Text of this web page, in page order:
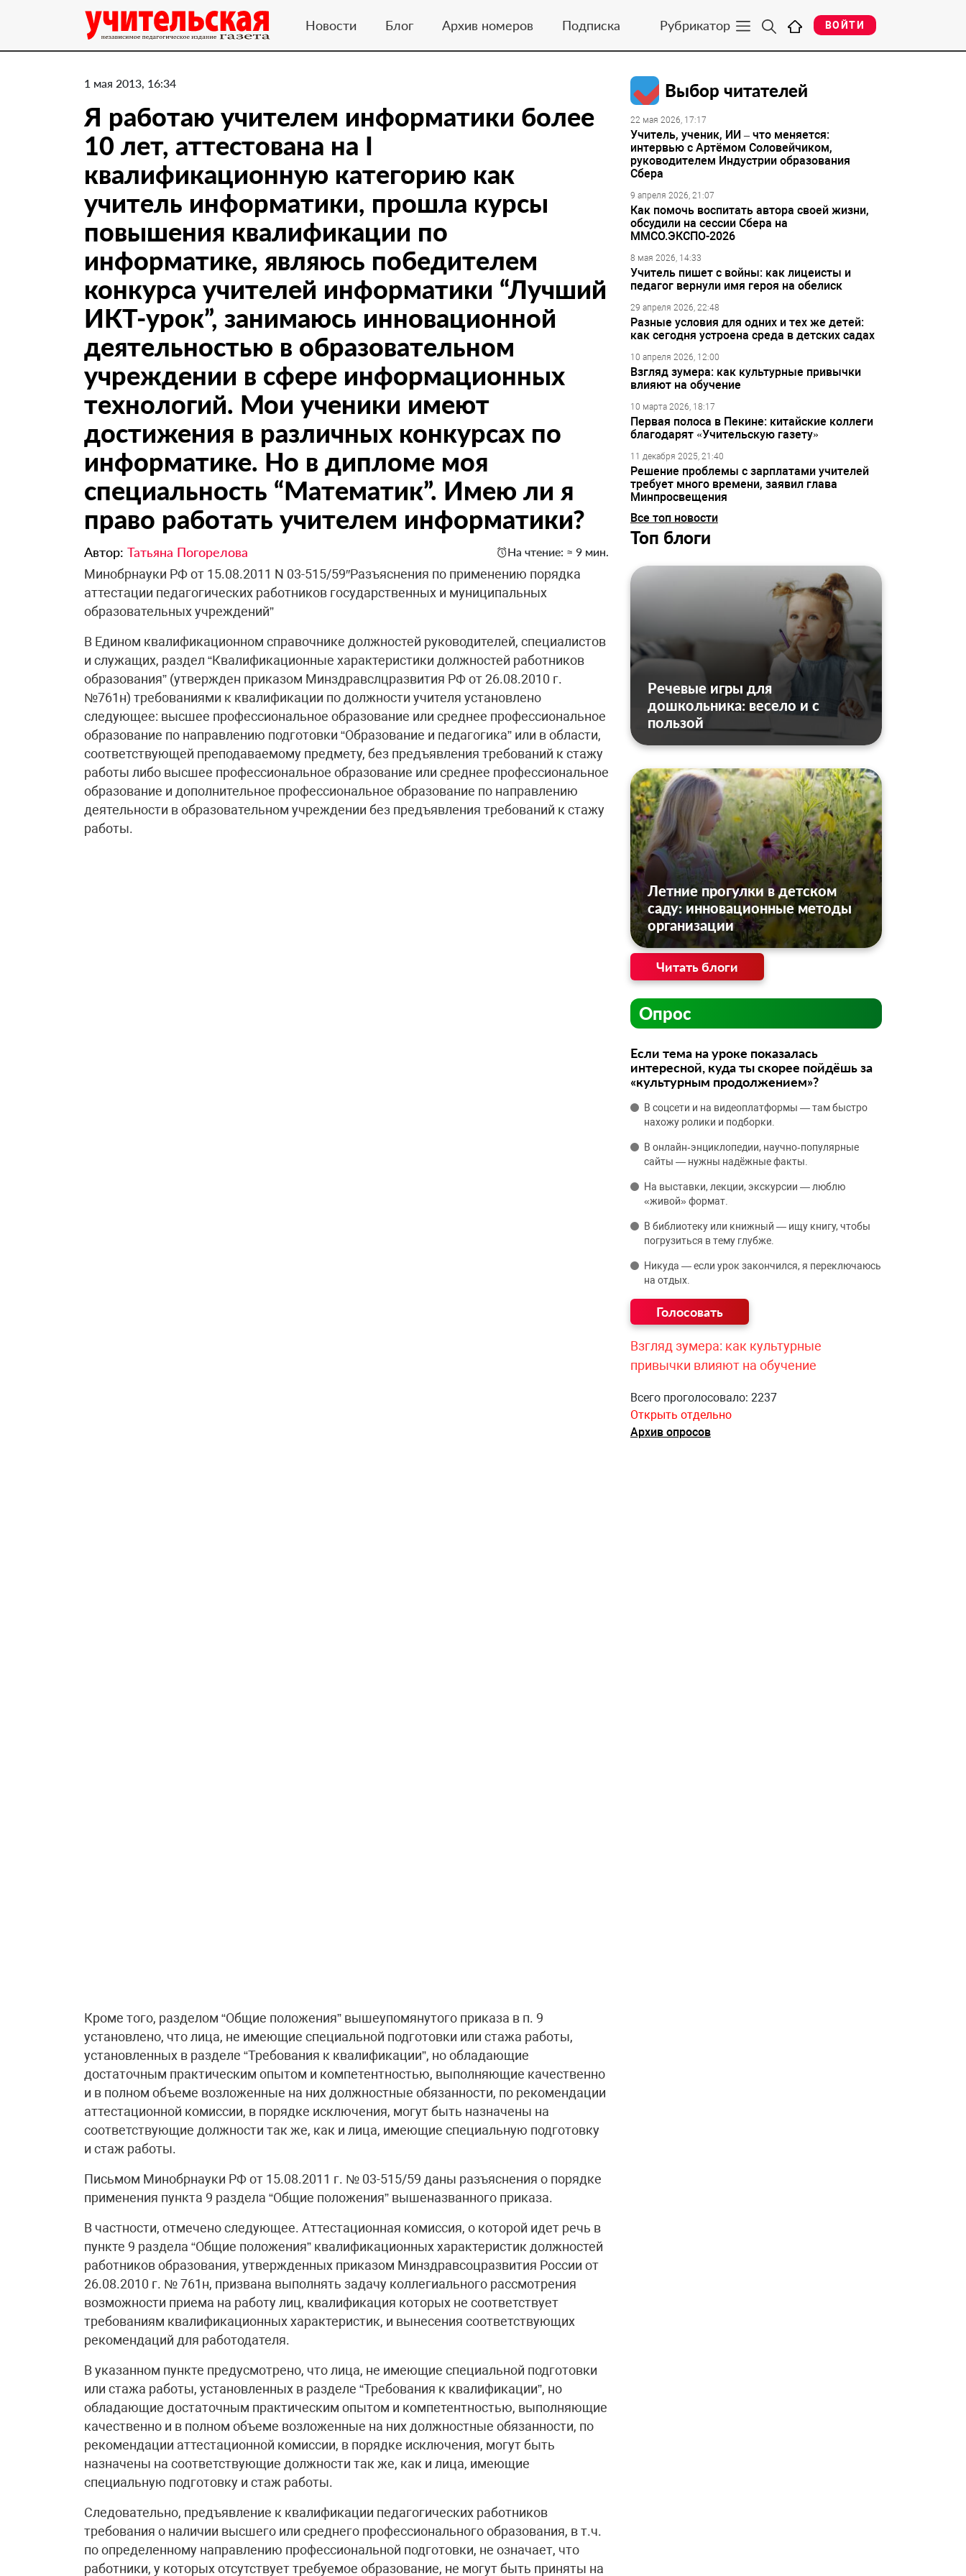
Новости Блог Архив номеров Подписка Рубрикатор ВОЙТИ
1 мая 2013, 16:34
Я работаю учителем информатики более
10 лет, аттестована на I
квалификационную категорию как
учитель информатики, прошла курсы
повышения квалификации по
информатике, являюсь победителем
конкурса учителей информатики “Лучший
ИКТ-урок”, занимаюсь инновационной
деятельностью в образовательном
учреждении в сфере информационных
технологий. Мои ученики имеют
достижения в различных конкурсах по
информатике. Но в дипломе моя
специальность “Математик”. Имею ли я
право работать учителем информатики?
Автор: Татьяна Погорелова На чтение: ≈ 9 мин.
Минобрнауки РФ от 15.08.2011 N 03-515/59″Разъяснения по применению порядка
аттестации педагогических работников государственных и муниципальных
образовательных учреждений”
В Едином квалификационном справочнике должностей руководителей, специалистов
и служащих, раздел “Квалификационные характеристики должностей работников
образования” (утвержден приказом Минздравслцразвития РФ от 26.08.2010 г.
№761н) требованиями к квалификации по должности учителя установлено
следующее: высшее профессиональное образование или среднее профессиональное
образование по направлению подготовки “Образование и педагогика” или в области,
соответствующей преподаваемому предмету, без предъявления требований к стажу
работы либо высшее профессиональное образование или среднее профессиональное
образование и дополнительное профессиональное образование по направлению
деятельности в образовательном учреждении без предъявления требований к стажу
работы.
Кроме того, разделом “Общие положения” вышеупомянутого приказа в п. 9
установлено, что лица, не имеющие специальной подготовки или стажа работы,
установленных в разделе “Требования к квалификации”, но обладающие
достаточным практическим опытом и компетентностью, выполняющие качественно
и в полном объеме возложенные на них должностные обязанности, по рекомендации
аттестационной комиссии, в порядке исключения, могут быть назначены на
соответствующие должности так же, как и лица, имеющие специальную подготовку
и стаж работы.
Письмом Минобрнауки РФ от 15.08.2011 г. № 03-515/59 даны разъяснения о порядке
применения пункта 9 раздела “Общие положения” вышеназванного приказа.
В частности, отмечено следующее. Аттестационная комиссия, о которой идет речь в
пункте 9 раздела “Общие положения” квалификационных характеристик должностей
работников образования, утвержденных приказом Минздравсоцразвития России от
26.08.2010 г. № 761н, призвана выполнять задачу коллегиального рассмотрения
возможности приема на работу лиц, квалификация которых не соответствует
требованиям квалификационных характеристик, и вынесения соответствующих
рекомендаций для работодателя.
В указанном пункте предусмотрено, что лица, не имеющие специальной подготовки
или стажа работы, установленных в разделе “Требования к квалификации”, но
обладающие достаточным практическим опытом и компетентностью, выполняющие
качественно и в полном объеме возложенные на них должностные обязанности, по
рекомендации аттестационной комиссии, в порядке исключения, могут быть
назначены на соответствующие должности так же, как и лица, имеющие
специальную подготовку и стаж работы.
Следовательно, предъявление к квалификации педагогических работников
требования о наличии высшего или среднего профессионального образования, в т.ч.
по определенному направлению профессиональной подготовки, не означает, что
работники, у которых отсутствует требуемое образование, не могут быть приняты на
Выбор читателей
22 мая 2026, 17:17
Учитель, ученик, ИИ – что меняется:
интервью с Артёмом Соловейчиком,
руководителем Индустрии образования
Сбера
9 апреля 2026, 21:07
Как помочь воспитать автора своей жизни,
обсудили на сессии Сбера на
ММСО.ЭКСПО-2026
8 мая 2026, 14:33
Учитель пишет с войны: как лицеисты и
педагог вернули имя героя на обелиск
29 апреля 2026, 22:48
Разные условия для одних и тех же детей:
как сегодня устроена среда в детских садах
10 апреля 2026, 12:00
Взгляд зумера: как культурные привычки
влияют на обучение
10 марта 2026, 18:17
Первая полоса в Пекине: китайские коллеги
благодарят «Учительскую газету»
11 декабря 2025, 21:40
Решение проблемы с зарплатами учителей
требует много времени, заявил глава
Минпросвещения
Все топ новости
Топ блоги
Речевые игры для
дошкольника: весело и с
пользой
Летние прогулки в детском
саду: инновационные методы
организации
Читать блоги
Опрос
Если тема на уроке показалась
интересной, куда ты скорее пойдёшь за
«культурным продолжением»?
В соцсети и на видеоплатформы — там быстро
нахожу ролики и подборки.
В онлайн‑энциклопедии, научно‑популярные
сайты — нужны надёжные факты.
На выставки, лекции, экскурсии — люблю
«живой» формат.
В библиотеку или книжный — ищу книгу, чтобы
погрузиться в тему глубже.
Никуда — если урок закончился, я переключаюсь
на отдых.
Взгляд зумера: как культурные
привычки влияют на обучение
Всего проголосовало: 2237
Открыть отдельно
Архив опросов